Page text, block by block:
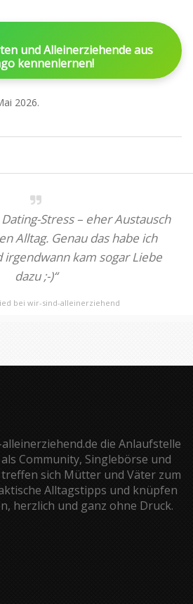
und Alleinerziehende aus
kennenlernen!
2026.
Stress – eher Austausch
Alltag. Genau das habe ich
kam sogar Liebe
dazu ;-)“
bei wir-sind-alleinerziehend
die Anlaufstelle
Community, Singlebörse und
sich Mütter und Väter zum
Alltagstipps und knüpfen
herzlich und ganz ohne Druck.